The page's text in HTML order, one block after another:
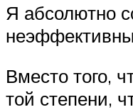
Я абсолютно
Вместо того,
той степени,